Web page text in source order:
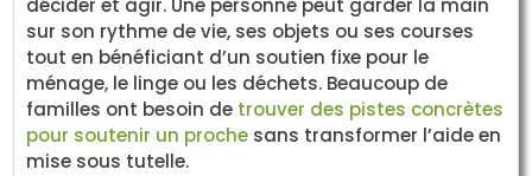
décider et agir. Une personne peut garder la main
sur son rythme de vie, ses objets ou ses courses
tout en bénéficiant d’un soutien fixe pour le
ménage, le linge ou les déchets. Beaucoup de
familles ont besoin de trouver des pistes concrètes
pour soutenir un proche sans transformer l’aide en
mise sous tutelle.